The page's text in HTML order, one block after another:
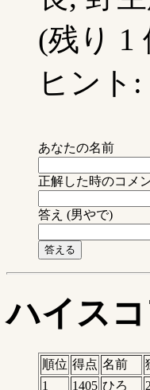
(残り 1
ヒント
あなたの名前
正解した時のコメ
答え (男やで)
ハイス
順位 得点 名前
1
1405 ひろ